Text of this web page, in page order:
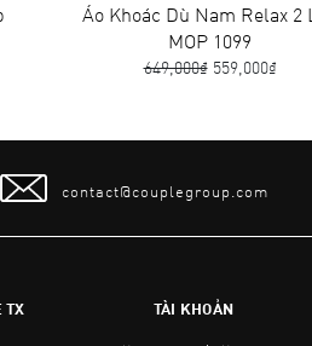
Áo Khoác Dù Nam Relax 2 Lớp
MOP 1099
649,000₫ 559,000₫
contact@couplegroup.com
TX TÀI KHOẢN